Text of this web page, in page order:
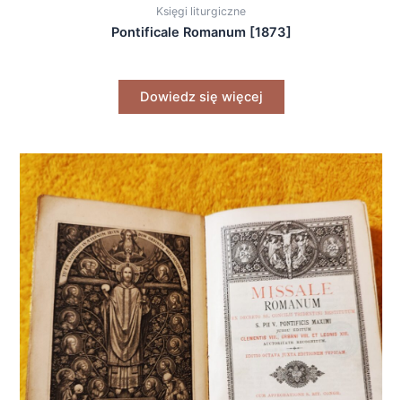
Księgi liturgiczne
Pontificale Romanum [1873]
Dowiedz się więcej